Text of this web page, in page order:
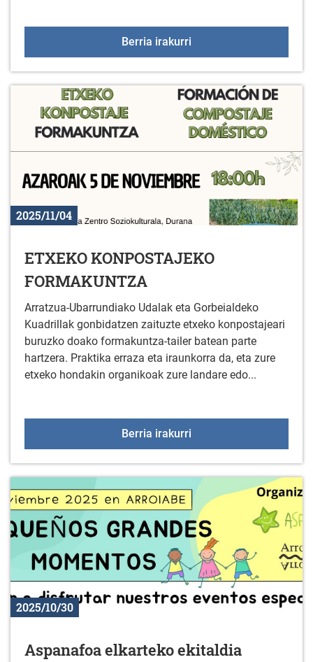
Berria irakurri
2025/11/04
ETXEKO KONPOSTAJEKO
FORMAKUNTZA
Arratzua-Ubarrundiako Udalak eta Gorbeialdeko
Kuadrillak gonbidatzen zaituzte etxeko konpostajeari
buruzko doako formakuntza-tailer batean parte
hartzera. Praktika erraza eta iraunkorra da, eta zure
etxeko hondakin organikoak zure landare edo...
Berria irakurri
2025/10/30
Aspanafoa elkarteko ekitaldia